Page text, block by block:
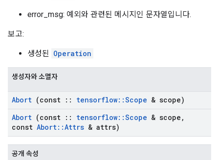
error_msg: 예외와 관련된 메시지인 문자열입니다.
보고:
생성된 Operation
생성자와 소멸자
Abort (const :: tensorflow::Scope & scope)
Abort (const :: tensorflow::Scope & scope ,
const Abort::Attrs & attrs)
공개 속성